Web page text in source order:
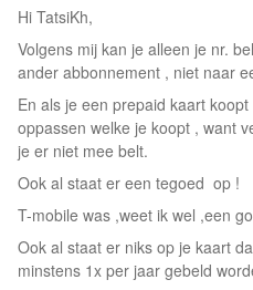
Hi TatsiKh,
Volgens mij kan je alleen je nr.
ander abbonnement , niet naar
En als je een prepaid kaart
oppassen welke je koopt , want
je er niet mee belt.
Ook al staat er een tegoed op !
T-mobile was ,weet ik wel ,een
Ook al staat er niks op je kaart
minstens 1x per jaar gebeld